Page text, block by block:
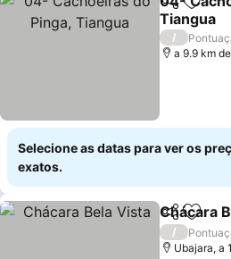
Partilhar
Tiangua
Ver
/
a 9.9 km
Selecione as datas para ver os
exatos.
Partilhar
Chácara
/
Ubajara, a